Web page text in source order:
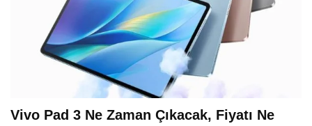
Vivo Pad 3 Ne Zaman Çıkacak, Fiyatı Ne